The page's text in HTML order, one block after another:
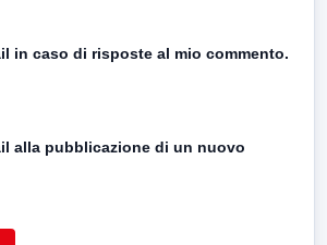
in caso di risposte al mio commento.
alla pubblicazione di un nuovo